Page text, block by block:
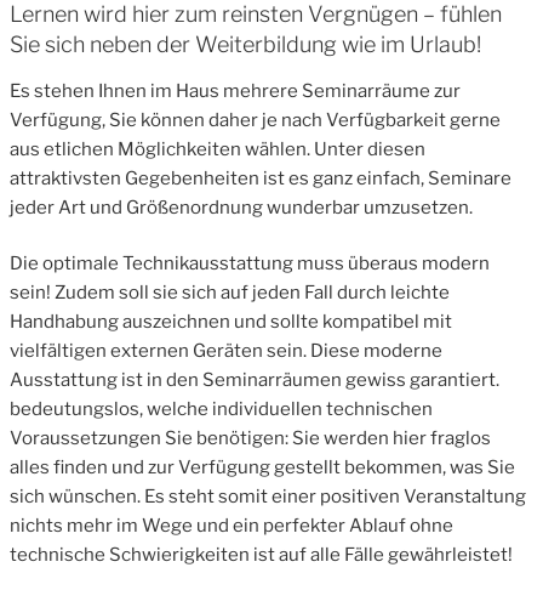
Lernen wird hier zum reinsten Vergnügen – fühlen
Sie sich neben der Weiterbildung wie im Urlaub!
Es stehen Ihnen im Haus mehrere Seminarräume zur
Verfügung, Sie können daher je nach Verfügbarkeit gerne
aus etlichen Möglichkeiten wählen. Unter diesen
attraktivsten Gegebenheiten ist es ganz einfach, Seminare
jeder Art und Größenordnung wunderbar umzusetzen.
Die optimale Technikausstattung muss überaus modern
sein! Zudem soll sie sich auf jeden Fall durch leichte
Handhabung auszeichnen und sollte kompatibel mit
vielfältigen externen Geräten sein. Diese moderne
Ausstattung ist in den Seminarräumen gewiss garantiert.
bedeutungslos, welche individuellen technischen
Voraussetzungen Sie benötigen: Sie werden hier fraglos
alles finden und zur Verfügung gestellt bekommen, was Sie
sich wünschen. Es steht somit einer positiven Veranstaltung
nichts mehr im Wege und ein perfekter Ablauf ohne
technische Schwierigkeiten ist auf alle Fälle gewährleistet!